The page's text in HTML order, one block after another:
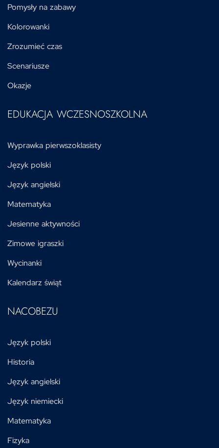
Pomysły na zabawy
Kolorowanki
Zrozumieć czas
Scenariusze
Okazje
EDUKACJA WCZESNOSZKOLNA
Wyprawka pierwszoklasisty
Język polski
Język angielski
Matematyka
Jesienne aktywności
Zimowe igraszki
Wycinanki
Kalendarz świąt
NACOBEZU
Język polski
Historia
Język angielski
Język niemiecki
Matematyka
Fizyka